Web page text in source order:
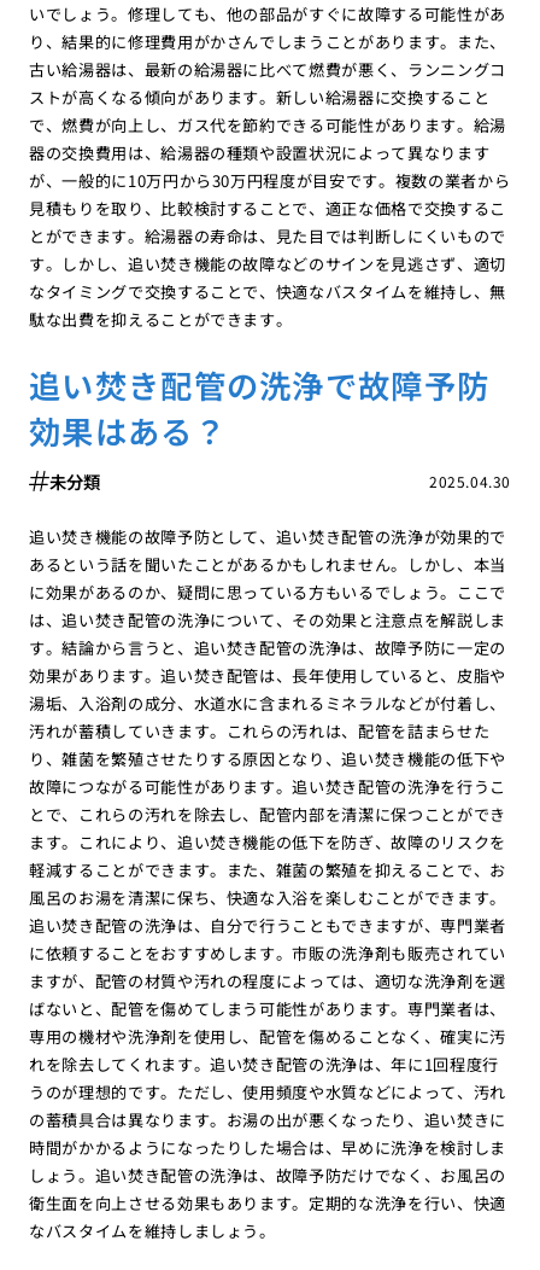
いでしょう。修理しても、他の部品がすぐに故障する可能性があ
り、結果的に修理費用がかさんでしまうことがあります。また、
古い給湯器は、最新の給湯器に比べて燃費が悪く、ランニングコ
ストが高くなる傾向があります。新しい給湯器に交換すること
で、燃費が向上し、ガス代を節約できる可能性があります。給湯
器の交換費用は、給湯器の種類や設置状況によって異なります
が、一般的に10万円から30万円程度が目安です。複数の業者から
見積もりを取り、比較検討することで、適正な価格で交換するこ
とができます。給湯器の寿命は、見た目では判断しにくいもので
す。しかし、追い焚き機能の故障などのサインを見逃さず、適切
なタイミングで交換することで、快適なバスタイムを維持し、無
駄な出費を抑えることができます。
追い焚き配管の洗浄で故障予防
効果はある？
2025.04.30
未分類
追い焚き機能の故障予防として、追い焚き配管の洗浄が効果的で
あるという話を聞いたことがあるかもしれません。しかし、本当
に効果があるのか、疑問に思っている方もいるでしょう。ここで
は、追い焚き配管の洗浄について、その効果と注意点を解説しま
す。結論から言うと、追い焚き配管の洗浄は、故障予防に一定の
効果があります。追い焚き配管は、長年使用していると、皮脂や
湯垢、入浴剤の成分、水道水に含まれるミネラルなどが付着し、
汚れが蓄積していきます。これらの汚れは、配管を詰まらせた
り、雑菌を繁殖させたりする原因となり、追い焚き機能の低下や
故障につながる可能性があります。追い焚き配管の洗浄を行うこ
とで、これらの汚れを除去し、配管内部を清潔に保つことができ
ます。これにより、追い焚き機能の低下を防ぎ、故障のリスクを
軽減することができます。また、雑菌の繁殖を抑えることで、お
風呂のお湯を清潔に保ち、快適な入浴を楽しむことができます。
追い焚き配管の洗浄は、自分で行うこともできますが、専門業者
に依頼することをおすすめします。市販の洗浄剤も販売されてい
ますが、配管の材質や汚れの程度によっては、適切な洗浄剤を選
ばないと、配管を傷めてしまう可能性があります。専門業者は、
専用の機材や洗浄剤を使用し、配管を傷めることなく、確実に汚
れを除去してくれます。追い焚き配管の洗浄は、年に1回程度行
うのが理想的です。ただし、使用頻度や水質などによって、汚れ
の蓄積具合は異なります。お湯の出が悪くなったり、追い焚きに
時間がかかるようになったりした場合は、早めに洗浄を検討しま
しょう。追い焚き配管の洗浄は、故障予防だけでなく、お風呂の
衛生面を向上させる効果もあります。定期的な洗浄を行い、快適
なバスタイムを維持しましょう。